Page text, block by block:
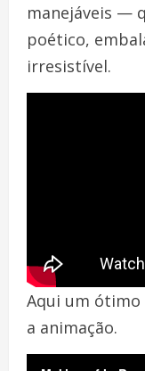
manejáveis —
poético,
irresistível.
Aqui um
a animação.